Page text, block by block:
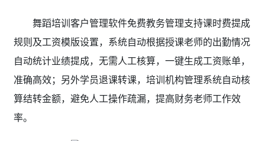
舞蹈培训客户管理软件免费教务管理支持课时费提成
规则及工资模版设置，系统自动根据授课老师的出勤情况
自动统计业绩提成，无需人工核算，一键生成工资账单，
准确高效；另外学员退课转课，培训机构管理系统自动核
算结转金额，避免人工操作疏漏，提高财务老师工作效
率。